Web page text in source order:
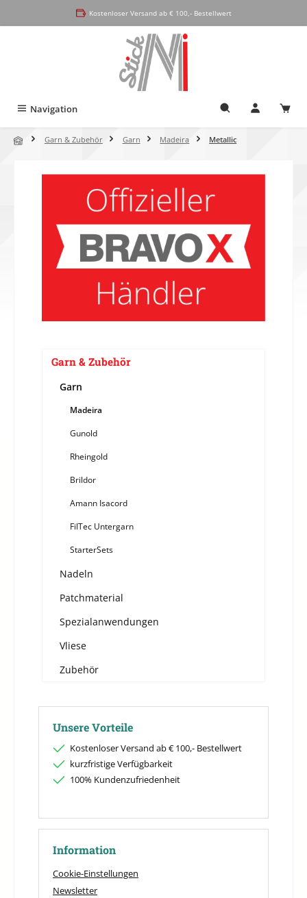
Kostenloser Versand ab € 100,- Bestellwert
Navigation
Garn & Zubehör Garn Madeira Metallic
Garn & Zubehör
Garn
Madeira
Gunold
Rheingold
Brildor
Amann Isacord
FilTec Untergarn
StarterSets
Nadeln
Patchmaterial
Spezialanwendungen
Vliese
Zubehör
Unsere Vorteile
Kostenloser Versand ab € 100,- Bestellwert
kurzfristige Verfügbarkeit
100% Kundenzufriedenheit
Information
Cookie-Einstellungen
Newsletter